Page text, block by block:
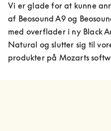
Vi er glade for at kunne
af Beosound A9 og
med overflader i ny Black
Natural og slutter sig til
produkter på Mozarts